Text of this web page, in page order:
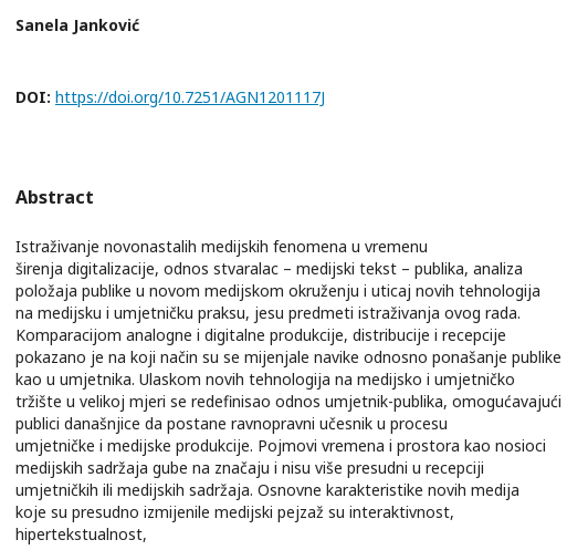
Sanela Janković
DOI: https://doi.org/10.7251/AGN1201117J
Abstract
Istraživanje novonastalih medijskih fenomena u vremenu
širenja digitalizacije, odnos stvaralac – medijski tekst – publika, analiza
položaja publike u novom medijskom okruženju i uticaj novih tehnologija
na medijsku i umjetničku praksu, jesu predmeti istraživanja ovog rada.
Komparacijom analogne i digitalne produkcije, distribucije i recepcije
pokazano je na koji način su se mijenjale navike odnosno ponašanje publike
kao u umjetnika. Ulaskom novih tehnologija na medijsko i umjetničko
tržište u velikoj mjeri se redefinisao odnos umjetnik-publika, omogućavajući
publici današnjice da postane ravnopravni učesnik u procesu
umjetničke i medijske produkcije. Pojmovi vremena i prostora kao nosioci
medijskih sadržaja gube na značaju i nisu više presudni u recepciji
umjetničkih ili medijskih sadržaja. Osnovne karakteristike novih medija
koje su presudno izmijenile medijski pejzaž su interaktivnost,
hipertekstualnost,